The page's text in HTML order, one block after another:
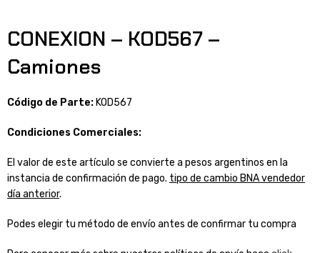
CONEXION – KOD567 –
Camiones
Código de Parte: KOD567
Condiciones Comerciales:
El valor de este artículo se convierte a pesos argentinos en la
instancia de confirmación de pago. tipo de cambio BNA vendedor
día anterior.
Podes elegir tu método de envío antes de confirmar tu compra